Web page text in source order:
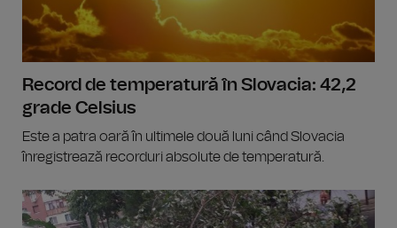
Record de temperatură în Slovacia: 42,2
grade Celsius
Este a patra oară în ultimele două luni când Slovacia
înregistrează recorduri absolute de temperatură.